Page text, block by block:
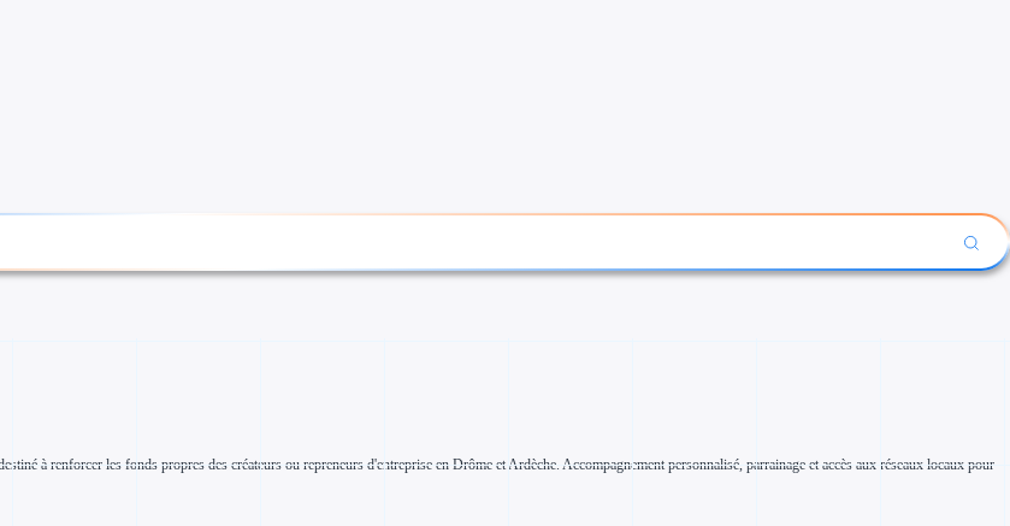
à renforcer les fonds propres des créateurs ou repreneurs d'entreprise en Drôme et Ardèche. Accompagnement personnalisé, parrainage et accès aux réseaux locaux pour